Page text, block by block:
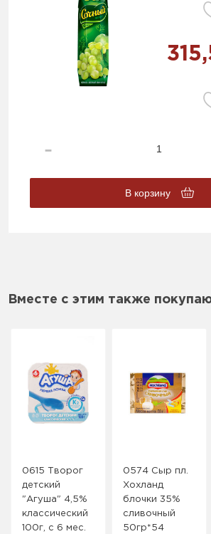
В корзину
Вместе с этим также
0615 Творог
детский
"Агуша" 4,5%
классический
100г, с 6 мес.
0574 Сыр пл.
Хохланд
блочки 35%
сливочный
50гр*54